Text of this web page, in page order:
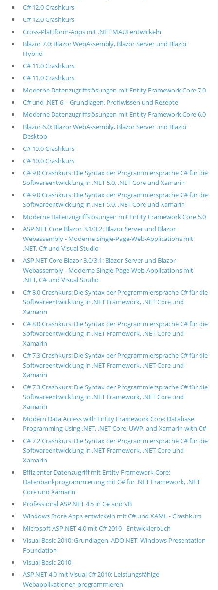
C# 12.0 Crashkurs
C# 12.0 Crashkurs
Cross-Plattform-Apps mit .NET MAUI entwickeln
Blazor 7.0: Blazor WebAssembly, Blazor Server und Blazor
Hybrid
C# 11.0 Crashkurs
C# 11.0 Crashkurs
Moderne Datenzugriffslösungen mit Entity Framework Core 7.0
C# und .NET 6 – Grundlagen, Profiwissen und Rezepte
Moderne Datenzugriffslösungen mit Entity Framework Core 6.0
Blazor 6.0: Blazor WebAssembly, Blazor Server und Blazor
Desktop
C# 10.0 Crashkurs
C# 10.0 Crashkurs
C# 9.0 Crashkurs: Die Syntax der Programmiersprache C# für die
Softwareentwicklung in .NET 5.0, .NET Core und Xamarin
C# 9.0 Crashkurs: Die Syntax der Programmiersprache C# für die
Softwareentwicklung in .NET 5.0, .NET Core und Xamarin
Moderne Datenzugriffslösungen mit Entity Framework Core 5.0
ASP.NET Core Blazor 3.1/3.2: Blazor Server und Blazor
Webassembly - Moderne Single-Page-Web-Applications mit
.NET, C# und Visual Studio
ASP.NET Core Blazor 3.0/3.1: Blazor Server und Blazor
Webassembly - Moderne Single-Page-Web-Applications mit
.NET, C# und Visual Studio
C# 8.0 Crashkurs: Die Syntax der Programmiersprache C# für die
Softwareentwicklung in .NET Framework, .NET Core und
Xamarin
C# 8.0 Crashkurs: Die Syntax der Programmiersprache C# für die
Softwareentwicklung in .NET Framework, .NET Core und
Xamarin
C# 7.3 Crashkurs: Die Syntax der Programmiersprache C# für die
Softwareentwicklung in .NET Framework, .NET Core und
Xamarin
C# 7.3 Crashkurs: Die Syntax der Programmiersprache C# für die
Softwareentwicklung in .NET Framework, .NET Core und
Xamarin
Modern Data Access with Entity Framework Core: Database
Programming Using .NET, .NET Core, UWP, and Xamarin with C#
C# 7.2 Crashkurs: Die Syntax der Programmiersprache C# für die
Softwareentwicklung in .NET Framework, .NET Core und
Xamarin
Effizienter Datenzugriff mit Entity Framework Core:
Datenbankprogrammierung mit C# für .NET Framework, .NET
Core und Xamarin
Professional ASP.NET 4.5 in C# and VB
Windows Store Apps entwickeln mit C# und XAML - Crashkurs
Microsoft ASP.NET 4.0 mit C# 2010 - Entwicklerbuch
Visual Basic 2010: Grundlagen, ADO.NET, Windows Presentation
Foundation
Visual Basic 2010
ASP.NET 4.0 mit Visual C# 2010: Leistungsfähige
Webapplikationen programmieren